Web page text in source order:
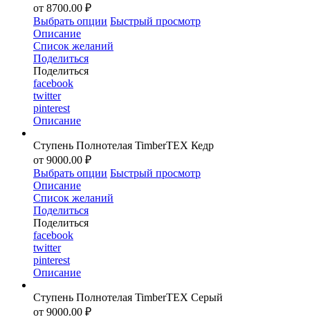
от 8700.00 ₽
Выбрать опции Быстрый просмотр
Описание
Список желаний
Поделиться
Поделиться
facebook
twitter
pinterest
Описание
Ступень Полнотелая TimberTEX Кедр
от 9000.00 ₽
Выбрать опции Быстрый просмотр
Описание
Список желаний
Поделиться
Поделиться
facebook
twitter
pinterest
Описание
Ступень Полнотелая TimberTEX Серый
от 9000.00 ₽